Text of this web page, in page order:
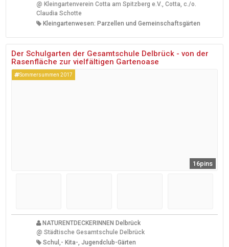
@ Kleingartenverein Cotta am Spitzberg e.V., Cotta, c./o.
Claudia Schotte
Kleingartenwesen: Parzellen und Gemeinschaftsgärten
Der Schulgarten der Gesamtschule Delbrück - von der
Rasenfläche zur vielfältigen Gartenoase
Sommersummen 2017
16pins
NATURENTDECKERINNEN Delbrück
@ Städtische Gesamtschule Delbrück
Schul,- Kita-, Jugendclub-Gärten